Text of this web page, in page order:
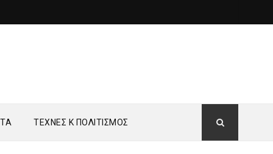
ΤΕΧΝΕΣ Κ ΠΟΛΙΤΙΣΜΟΣ